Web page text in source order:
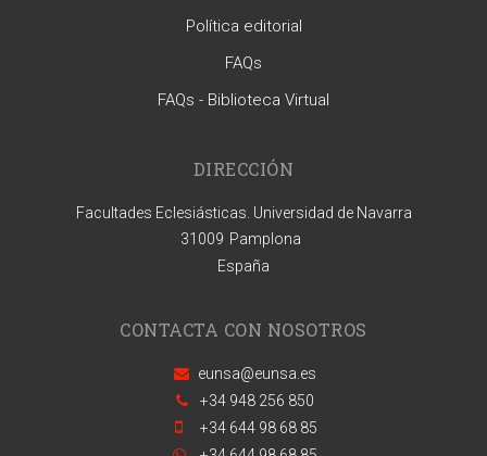
Política editorial
FAQs
FAQs - Biblioteca Virtual
DIRECCIÓN
Facultades Eclesiásticas. Universidad de Navarra
31009 Pamplona
España
CONTACTA CON NOSOTROS
eunsa@eunsa.es
+34 948 256 850
+34 644 98 68 85